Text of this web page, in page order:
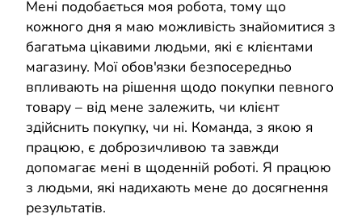
Мені подобається моя робота, тому що
кожного дня я маю можливість знайомитися з
багатьма цікавими людьми, які є клієнтами
магазину. Мої обов'язки безпосередньо
впливають на рішення щодо покупки певного
товару – від мене залежить, чи клієнт
здійснить покупку, чи ні. Команда, з якою я
працюю, є доброзичливою та завжди
допомагає мені в щоденній роботі. Я працюю
з людьми, які надихають мене до досягнення
результатів.